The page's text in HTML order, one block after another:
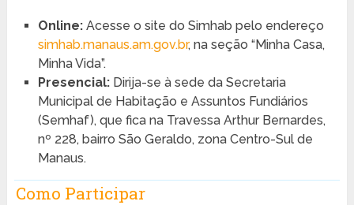
Online:Acesse o site do Simhab pelo endereço
simhab.manaus.am.gov.br, na seção “Minha Casa,
Minha Vida”.
Presencial:Dirija-se à sede da Secretaria
Municipal de Habitação e Assuntos Fundiários
(Semhaf), que fica na Travessa Arthur Bernardes,
nº 228, bairro São Geraldo, zona Centro-Sul de
Manaus.
Como Participar